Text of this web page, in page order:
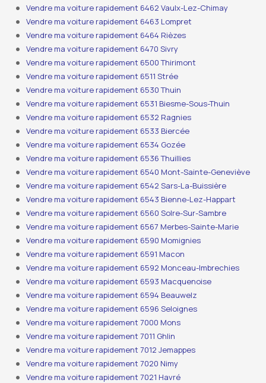
Vendre ma voiture rapidement 6462 Vaulx-Lez-Chimay
Vendre ma voiture rapidement 6463 Lompret
Vendre ma voiture rapidement 6464 Rièzes
Vendre ma voiture rapidement 6470 Sivry
Vendre ma voiture rapidement 6500 Thirimont
Vendre ma voiture rapidement 6511 Strée
Vendre ma voiture rapidement 6530 Thuin
Vendre ma voiture rapidement 6531 Biesme-Sous-Thuin
Vendre ma voiture rapidement 6532 Ragnies
Vendre ma voiture rapidement 6533 Biercée
Vendre ma voiture rapidement 6534 Gozée
Vendre ma voiture rapidement 6536 Thuillies
Vendre ma voiture rapidement 6540 Mont-Sainte-Geneviève
Vendre ma voiture rapidement 6542 Sars-La-Buissière
Vendre ma voiture rapidement 6543 Bienne-Lez-Happart
Vendre ma voiture rapidement 6560 Solre-Sur-Sambre
Vendre ma voiture rapidement 6567 Merbes-Sainte-Marie
Vendre ma voiture rapidement 6590 Momignies
Vendre ma voiture rapidement 6591 Macon
Vendre ma voiture rapidement 6592 Monceau-Imbrechies
Vendre ma voiture rapidement 6593 Macquenoise
Vendre ma voiture rapidement 6594 Beauwelz
Vendre ma voiture rapidement 6596 Seloignes
Vendre ma voiture rapidement 7000 Mons
Vendre ma voiture rapidement 7011 Ghlin
Vendre ma voiture rapidement 7012 Jemappes
Vendre ma voiture rapidement 7020 Nimy
Vendre ma voiture rapidement 7021 Havré